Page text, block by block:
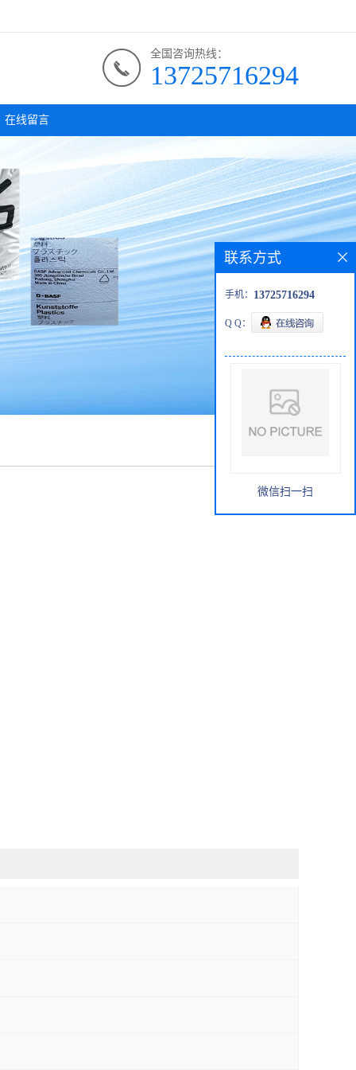
全国咨询热线：
13725716294
在线留言
联系方式
手机： 13725716294
Q Q：
微信扫一扫